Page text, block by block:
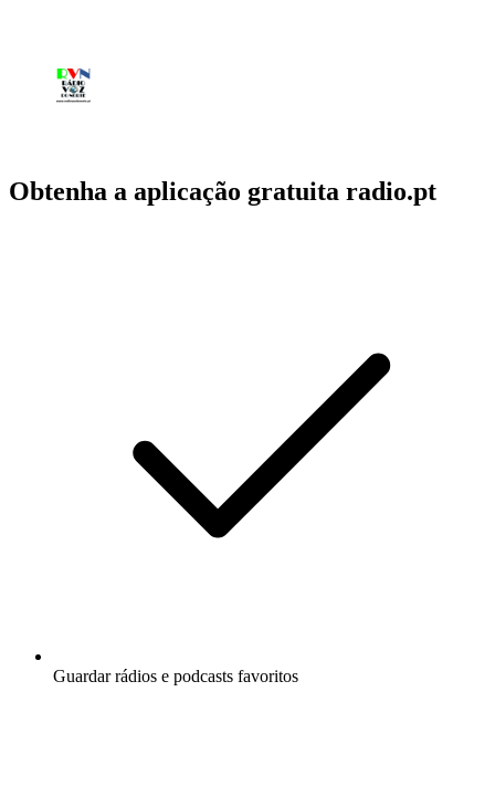
Obtenha a aplicação gratuita radio.pt
Guardar rádios e podcasts favoritos